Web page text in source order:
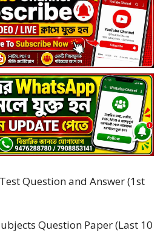
Question and Answer (1st
Question Paper (Last 10